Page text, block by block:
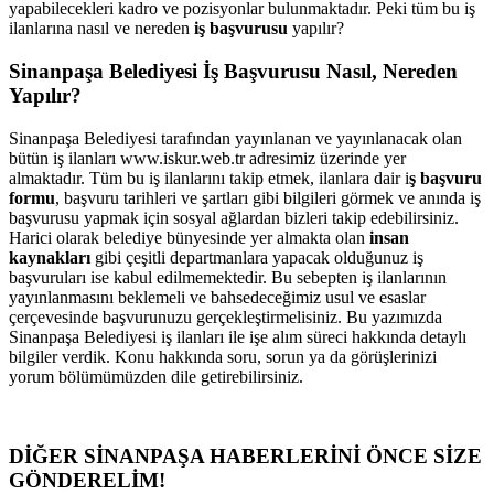
yapabilecekleri kadro ve pozisyonlar bulunmaktadır. Peki tüm bu iş
ilanlarına nasıl ve nereden iş başvurusu yapılır?
Sinanpaşa Belediyesi İş Başvurusu Nasıl, Nereden
Yapılır?
Sinanpaşa Belediyesi tarafından yayınlanan ve yayınlanacak olan
bütün iş ilanları www.iskur.web.tr adresimiz üzerinde yer
almaktadır. Tüm bu iş ilanlarını takip etmek, ilanlara dair iş başvuru
formu, başvuru tarihleri ve şartları gibi bilgileri görmek ve anında iş
başvurusu yapmak için sosyal ağlardan bizleri takip edebilirsiniz.
Harici olarak belediye bünyesinde yer almakta olan insan
kaynakları gibi çeşitli departmanlara yapacak olduğunuz iş
başvuruları ise kabul edilmemektedir. Bu sebepten iş ilanlarının
yayınlanmasını beklemeli ve bahsedeceğimiz usul ve esaslar
çerçevesinde başvurunuzu gerçekleştirmelisiniz. Bu yazımızda
Sinanpaşa Belediyesi iş ilanları ile işe alım süreci hakkında detaylı
bilgiler verdik. Konu hakkında soru, sorun ya da görüşlerinizi
yorum bölümümüzden dile getirebilirsiniz.
DİĞER SİNANPAŞA HABERLERİNİ ÖNCE SİZE
GÖNDERELİM!